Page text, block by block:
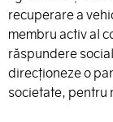
recuperare a
membru activ al
răspundere
direcţioneze o
societate, pentru